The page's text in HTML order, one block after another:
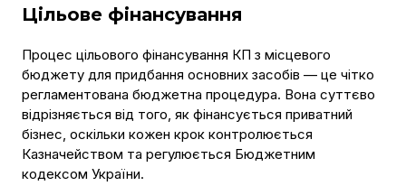
Цільове фінансування
Процес цільового фінансування КП з місцевого
бюджету для придбання основних засобів — це чітко
регламентована бюджетна процедура. Вона суттєво
відрізняється від того, як фінансується приватний
бізнес, оскільки кожен крок контролюється
Казначейством та регулюється Бюджетним
кодексом України.